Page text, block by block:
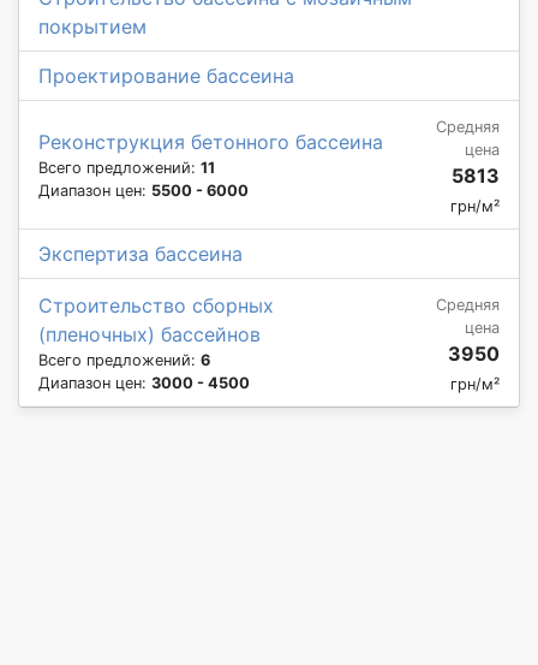
покрытием
Проектирование бассеина
Реконструкция бетонного бассеина
Всего предложений: 11
Диапазон цен: 5500 - 6000
Средняя
цена
5813
грн/м²
Экспертиза бассеина
Строительство сборных
(пленочных) бассейнов
Всего предложений: 6
Диапазон цен: 3000 - 4500
Средняя
цена
3950
грн/м²